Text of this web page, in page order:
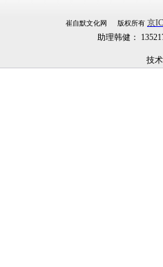
崔自默文化网 版权所有 京
助理韩健：
技